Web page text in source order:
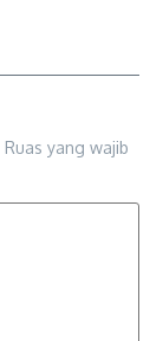
Ruas yang wajib